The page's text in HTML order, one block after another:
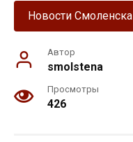
Новости Смоленска
Автор
smolstena
Просмотры
426